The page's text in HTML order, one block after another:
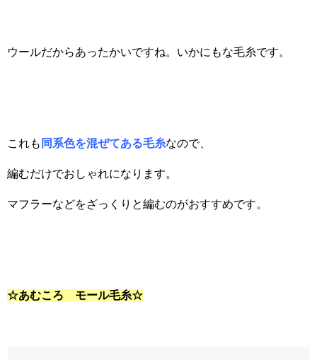
ウールだからあったかいですね。いかにもな毛糸です。
これも 同系色を混ぜてある毛糸なので、
編むだけでおしゃれになります。
マフラーなどをざっくりと編むのがおすすめです。
☆あむころ モール毛糸☆